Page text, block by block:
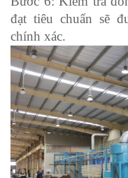
đạt tiêu chuẩn sẽ
chính xác.